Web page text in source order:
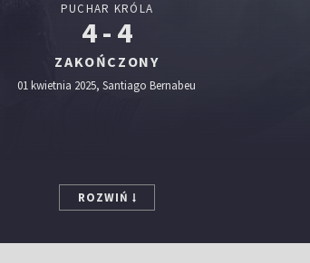
PUCHAR KRÓLA
4 - 4
ZAKOŃCZONY
01 kwietnia 2025, Santiago Bernabeu
ROZWIŃ